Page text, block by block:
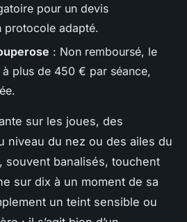
pour un devis
protocole adapté.
: Non remboursé, le
plus de 450 € par séance,
sur les joues, des
niveau du nez ou des ailes du
banalisés, touchent
sur dix à un moment de sa
un teint sensible ou